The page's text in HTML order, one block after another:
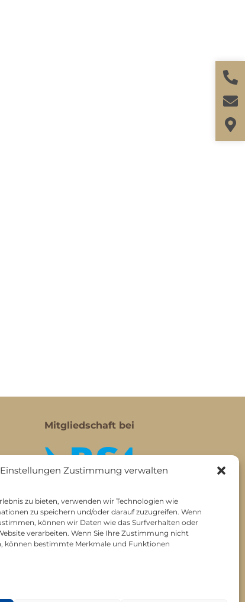
Zustimmung verwalten
zu bieten, verwenden wir Technologien wie
zu speichern und/oder darauf zuzugreifen. Wenn
können wir Daten wie das Surfverhalten oder
verarbeiten. Wenn Sie Ihre Zustimmung nicht
können bestimmte Merkmale und Funktionen
Mitgliedschaft bei